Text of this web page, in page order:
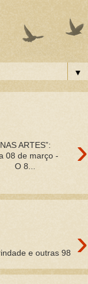
▼
›
ARTES”:
08 de março -
O 8...
›
e outras 98